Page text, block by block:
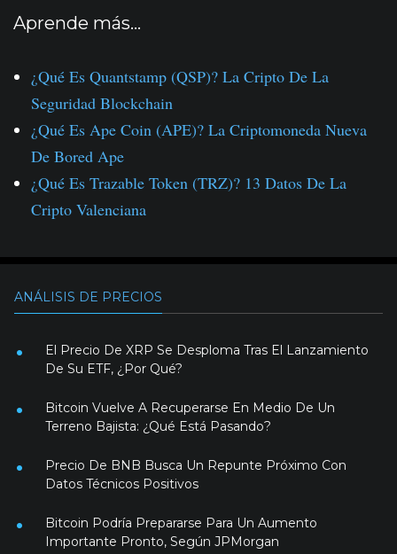
Aprende más…
¿Qué Es Quantstamp (QSP)? La Cripto De La
Seguridad Blockchain
¿Qué Es Ape Coin (APE)? La Criptomoneda Nueva
De Bored Ape
¿Qué Es Trazable Token (TRZ)? 13 Datos De La
Cripto Valenciana
ANÁLISIS DE PRECIOS
El Precio De XRP Se Desploma Tras El Lanzamiento
De Su ETF, ¿Por Qué?
Bitcoin Vuelve A Recuperarse En Medio De Un
Terreno Bajista: ¿Qué Está Pasando?
Precio De BNB Busca Un Repunte Próximo Con
Datos Técnicos Positivos
Bitcoin Podría Prepararse Para Un Aumento
Importante Pronto, Según JPMorgan